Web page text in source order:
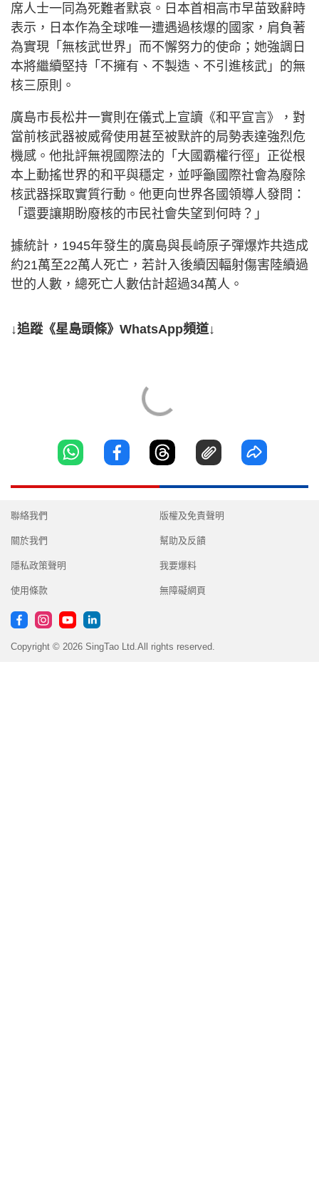
席人士一同為死難者默哀。日本首相高市早苗致辭時
表示，日本作為全球唯一遭遇過核爆的國家，肩負著
為實現「無核武世界」而不懈努力的使命；她強調日
本將繼續堅持「不擁有、不製造、不引進核武」的無
核三原則。
廣島市長松井一實則在儀式上宣讀《和平宣言》，對
當前核武器被威脅使用甚至被默許的局勢表達強烈危
機感。他批評無視國際法的「大國霸權行徑」正從根
本上動搖世界的和平與穩定，並呼籲國際社會為廢除
核武器採取實質行動。他更向世界各國領導人發問：
「還要讓期盼廢核的市民社會失望到何時？」
據統計，1945年發生的廣島與長崎原子彈爆炸共造成
約21萬至22萬人死亡，若計入後續因輻射傷害陸續過
世的人數，總死亡人數估計超過34萬人。
↓追蹤《星島頭條》WhatsApp頻道↓
聯絡我們
關於我們
隱私政策聲明
使用條款
版權及免責聲明
幫助及反饋
我要爆料
無障礙網頁
Copyright © 2026 SingTao Ltd.All rights reserved.